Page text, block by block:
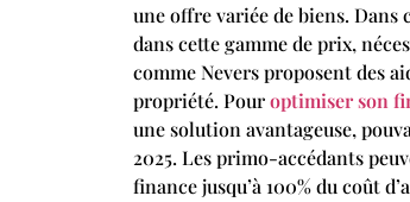
une offre variée de biens. Dans
dans cette gamme de prix,
comme Nevers proposent des
propriété. Pouroptimiser son
une solution avantageuse,
2025. Les primo-accédants
finance jusqu’à 100% du coût